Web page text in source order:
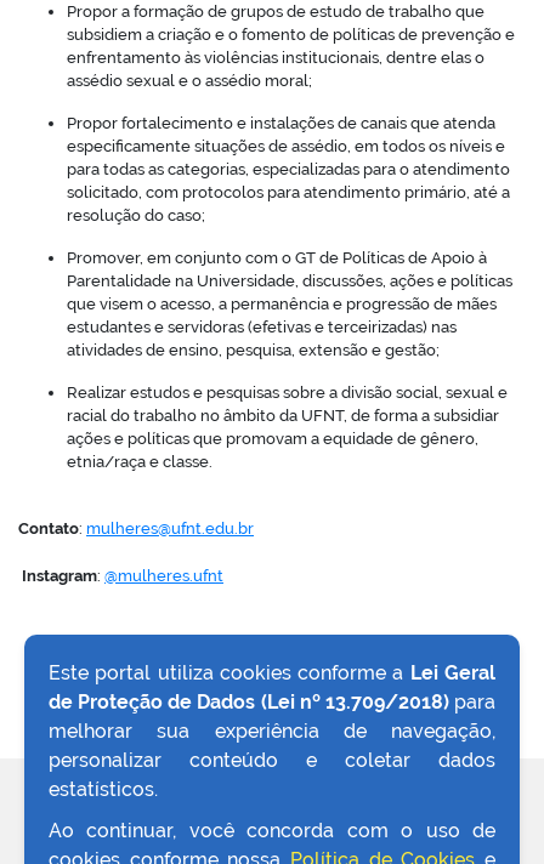
Propor a formação de grupos de estudo de trabalho que
subsidiem a criação e o fomento de políticas de prevenção e
enfrentamento às violências institucionais, dentre elas o
assédio sexual e o assédio moral;
Propor fortalecimento e instalações de canais que atenda
especificamente situações de assédio, em todos os níveis e
para todas as categorias, especializadas para o atendimento
solicitado, com protocolos para atendimento primário, até a
resolução do caso;
Promover, em conjunto com o GT de Políticas de Apoio à
Parentalidade na Universidade, discussões, ações e políticas
que visem o acesso, a permanência e progressão de mães
estudantes e servidoras (efetivas e terceirizadas) nas
atividades de ensino, pesquisa, extensão e gestão;
Realizar estudos e pesquisas sobre a divisão social, sexual e
racial do trabalho no âmbito da UFNT, de forma a subsidiar
ações e políticas que promovam a equidade de gênero,
etnia/raça e classe.
Contato: mulheres@ufnt.edu.br
Instagram: @mulheres.ufnt
VOLTAR AO TOPO
Este portal utiliza cookies conforme a Lei Geral
de Proteção de Dados (Lei nº 13.709/2018)para
melhorar sua experiência de navegação,
personalizar conteúdo e coletar dados
estatísticos.
Ao continuar, você concorda com o uso de